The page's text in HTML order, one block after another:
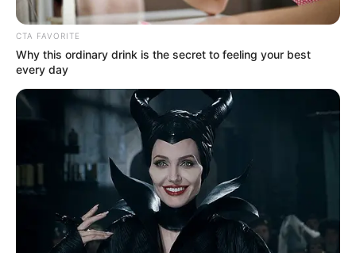
CTA FAVORITE
Why this ordinary drink is the secret to feeling your best
every day